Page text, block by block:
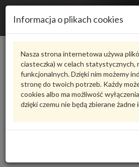
Informacja o plikach cookies
Nasza strona internetowa używa
ciasteczka) w celach statystycznych,
funkcjonalnych. Dzięki nim możemy
stronę do twoich potrzeb. Każdy
cookies albo ma możliwość
dzięki czemu nie będą zbierane żadne
Karta produktu
9GT501135BVAG
VAG - produkt oryginalny VW AUDI SEAT SKODA
Mieszek 9GT501135B VAG
366,33 zł